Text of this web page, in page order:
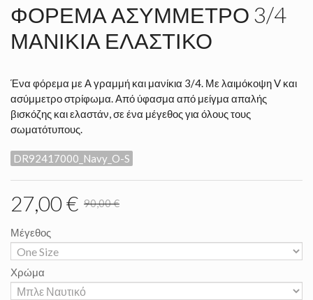
ΦΌΡΕΜΑ ΑΣΎΜΜΕΤΡΟ 3/4
ΜΑΝΊΚΙΑ ΕΛΑΣΤΙΚΌ
Ένα φόρεμα με Α γραμμή και μανίκια 3/4. Με λαιμόκοψη V και
ασύμμετρο στρίφωμα. Από ύφασμα από μείγμα απαλής
βισκόζης και ελαστάν, σε ένα μέγεθος για όλους τους
σωματότυπους.
DR92417000_Navy_O-S
27,00 € 90,00 €
Μέγεθος
Χρώμα